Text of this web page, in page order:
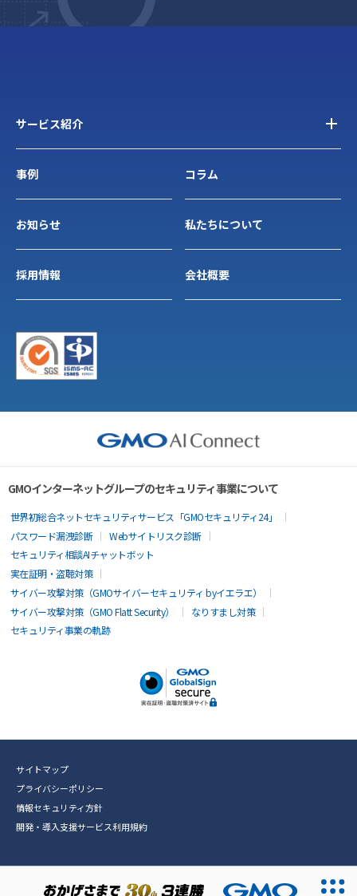
サービス紹介
事例 コラム
お知らせ 私たちについて
採用情報 会社概要
GMOインターネットグループのセキュリティ事業について
世界初総合ネットセキュリティサービス「GMOセキュリティ24」
パスワード漏洩診断
Webサイトリスク診断
セキュリティ相談AIチャットボット
実在証明・盗聴対策
サイバー攻撃対策（GMOサイバーセキュリティ byイエラエ）
サイバー攻撃対策（GMO Flatt Security）
なりすまし対策
セキュリティ事業の軌跡
サイトマップ
プライバシーポリシー
情報セキュリティ方針
開発・導入支援サービス利用規約